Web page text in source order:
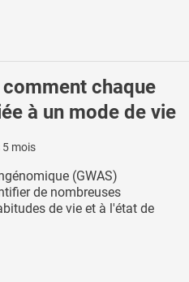
comment chaque
à un mode de vie
5 mois
(GWAS)
de nombreuses
de vie et à l'état de